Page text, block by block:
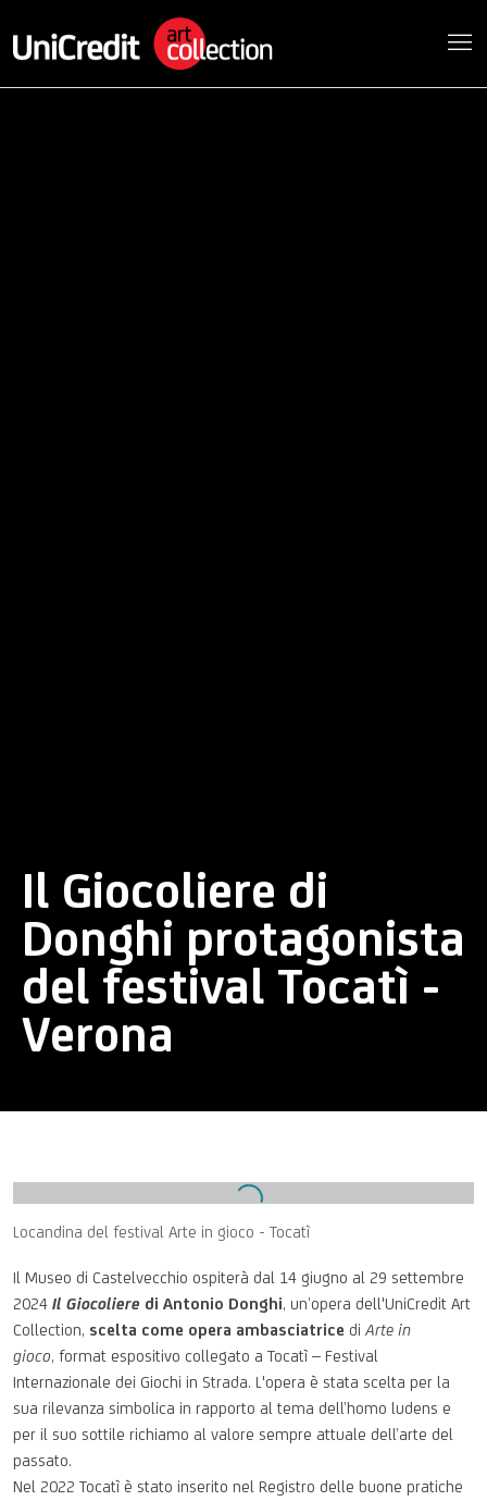
Il Giocoliere di
Donghi protagonista
del festival Tocatì -
Verona
Open a larger version of the following image in a popup:
Locandina del festival Arte in gioco - Tocatì
Il Museo di Castelvecchio ospiterà dal 14 giugno al 29 settembre
2024Il Giocoliere di Antonio Donghi, un’opera dell'UniCredit Art
Collection, scelta come opera ambasciatrice diArte in
gioco, format espositivo collegato a Tocatì – Festival
Internazionale dei Giochi in Strada. L'opera è stata scelta per la
sua rilevanza simbolica in rapporto al tema dell’homo ludens e
per il suo sottile richiamo al valore sempre attuale dell’arte del
passato.
Nel 2022 Tocatì è stato inserito nel Registro delle buone pratiche